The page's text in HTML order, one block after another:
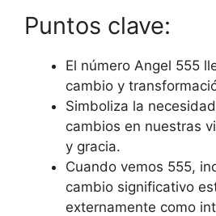
Puntos clave:
El número Angel 555
cambio y
Simboliza la
cambios en nuestras
y gracia.
Cuando vemos 555,
cambio significativo
externamente como